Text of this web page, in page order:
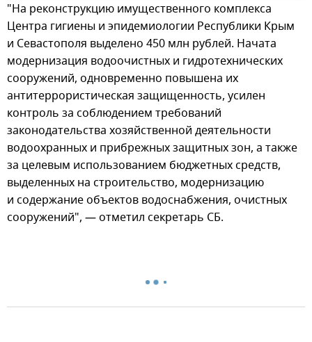
"На реконструкцию имущественного комплекса
Центра гигиены и эпидемиологии Республики Крым
и Севастополя выделено 450 млн рублей. Начата
модернизация водоочистных и гидротехнических
сооружений, одновременно повышена их
антитеррористическая защищенность, усилен
контроль за соблюдением требований
законодательства хозяйственной деятельности
водоохранных и прибрежных защитных зон, а также
за целевым использованием бюджетных средств,
выделенных на строительство, модернизацию
и содержание объектов водоснабжения, очистных
сооружений", — отметил секретарь СБ.